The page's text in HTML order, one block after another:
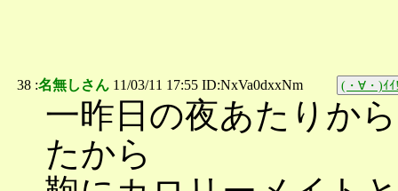
38 :名無しさん 11/03/11 17:55 ID:NxVa0dxxNm (・∀・)ｲ
一昨日の夜あたりか
たから